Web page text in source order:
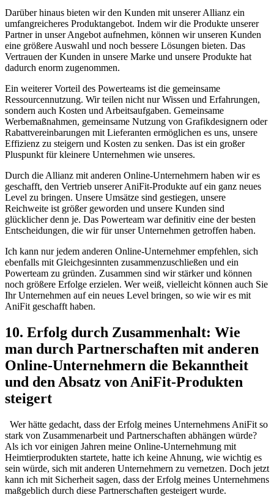
Darüber⁢ hinaus bieten wir den Kunden⁣ mit unserer Allianz ein
umfangreicheres Produktangebot. Indem wir die Produkte unserer
Partner in⁢ unser​ Angebot aufnehmen, können⁢ wir unseren Kunden
eine größere Auswahl und noch bessere ‌Lösungen‌ bieten. Das⁣
Vertrauen der‌ Kunden in unsere Marke und ⁤unsere Produkte hat⁢
dadurch enorm zugenommen.
Ein weiterer Vorteil des‍ Powerteams ist die gemeinsame⁢
Ressourcennutzung.⁣ Wir teilen nicht‍ nur Wissen und⁢ Erfahrungen,
sondern ‍auch Kosten und Arbeitsaufgaben. Gemeinsame
Werbemaßnahmen, gemeinsame Nutzung​ von Grafikdesignern oder
Rabattvereinbarungen mit Lieferanten ermöglichen es⁣ uns, unsere
Effizienz zu‌ steigern⁣ und Kosten zu senken. Das⁣ ist ein⁣ großer
Pluspunkt für⁣ kleinere⁤ Unternehmen⁢ wie unseres.
Durch⁤ die⁤ Allianz mit anderen Online-Unternehmern haben wir es
geschafft, ​den ‍Vertrieb unserer AniFit-Produkte⁤ auf ein ganz neues
Level zu bringen. ‌Unsere Umsätze sind gestiegen, unsere
Reichweite ⁢ist größer geworden und ​unsere Kunden‍ sind
glücklicher ​denn je. Das Powerteam war definitiv eine⁤ der besten
Entscheidungen, die wir für ⁣unser Unternehmen getroffen haben.
Ich kann nur jedem anderen Online-Unternehmer empfehlen, sich
ebenfalls⁤ mit Gleichgesinnten zusammenzuschließen und ein⁢
Powerteam zu gründen. Zusammen sind wir stärker und können
⁢noch größere Erfolge erzielen. Wer weiß, vielleicht können auch⁣ Sie
Ihr Unternehmen auf ein neues‍ Level‍ bringen, so wie wir es mit
AniFit ​geschafft haben.
10. ​Erfolg durch Zusammenhalt: Wie
man durch‍ Partnerschaften mit anderen
Online-Unternehmern ‍die​ Bekanntheit‍
und den Absatz von AniFit-Produkten
steigert
​ ‌⁣ Wer hätte gedacht, dass der‍ Erfolg⁣ meines Unternehmens AniFit so
stark von Zusammenarbeit und Partnerschaften ​abhängen würde?
Als ich vor einigen Jahren meine Online-Unternehmung mit⁣
Heimtierprodukten ‍startete, hatte ich ​keine ⁣Ahnung, wie wichtig es​
sein würde, sich mit anderen Unternehmern zu vernetzen. Doch jetzt
kann​ ich‌ mit Sicherheit sagen, ⁣dass der Erfolg ⁣meines ⁤Unternehmens
maßgeblich durch⁢ diese ​Partnerschaften gesteigert​ wurde.